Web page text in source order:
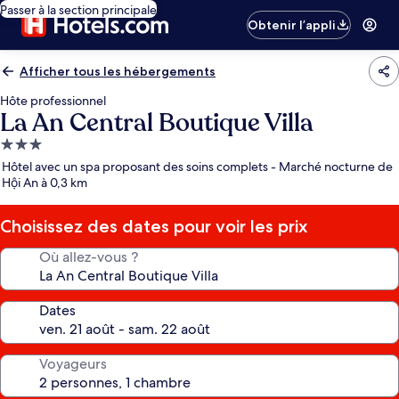
Passer à la section principale
Obtenir l’appli
Afficher tous les hébergements
Hôte professionnel
La An Central Boutique Villa
Hébergement
3.0 étoiles
Hôtel avec un spa proposant des soins complets - Marché nocturne de
Hội An à 0,3 km
Choisissez des dates pour voir les prix
Où allez-vous ?
Dates
Voyageurs